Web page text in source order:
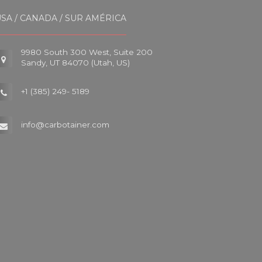
/ CANADA / SUR AMÉRICA
9980 South 300 West, Suite 200
Sandy, UT 84070 (Utah, US)
+1 (385) 249- 5189
info@carbotainer.com